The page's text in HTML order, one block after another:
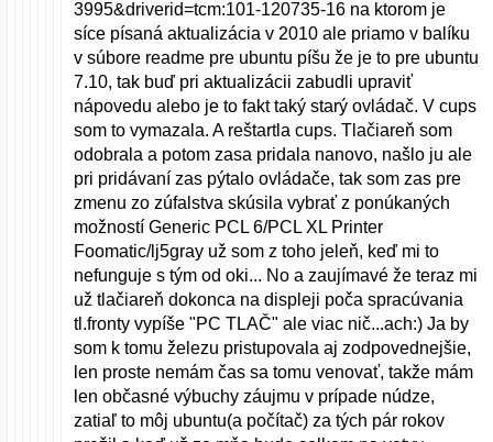
3995&driverid=tcm:101-120735-16 na ktorom je
síce písaná aktualizácia v 2010 ale priamo v balíku
v súbore readme pre ubuntu píšu že je to pre ubuntu
7.10, tak buď pri aktualizácii zabudli upraviť
nápovedu alebo je to fakt taký starý ovládač. V cups
som to vymazala. A reštartla cups. Tlačiareň som
odobrala a potom zasa pridala nanovo, našlo ju ale
pri pridávaní zas pýtalo ovládače, tak som zas pre
zmenu zo zúfalstva skúsila vybrať z ponúkaných
možností Generic PCL 6/PCL XL Printer
Foomatic/lj5gray už som z toho jeleň, keď mi to
nefunguje s tým od oki... No a zaujímavé že teraz mi
už tlačiareň dokonca na displeji poča spracúvania
tl.fronty vypíše "PC TLAČ" ale viac nič...ach:) Ja by
som k tomu železu pristupovala aj zodpovednejšie,
len proste nemám čas sa tomu venovať, takže mám
len občasné výbuchy záujmu v prípade núdze,
zatiaľ to môj ubuntu(a počítač) za tých pár rokov